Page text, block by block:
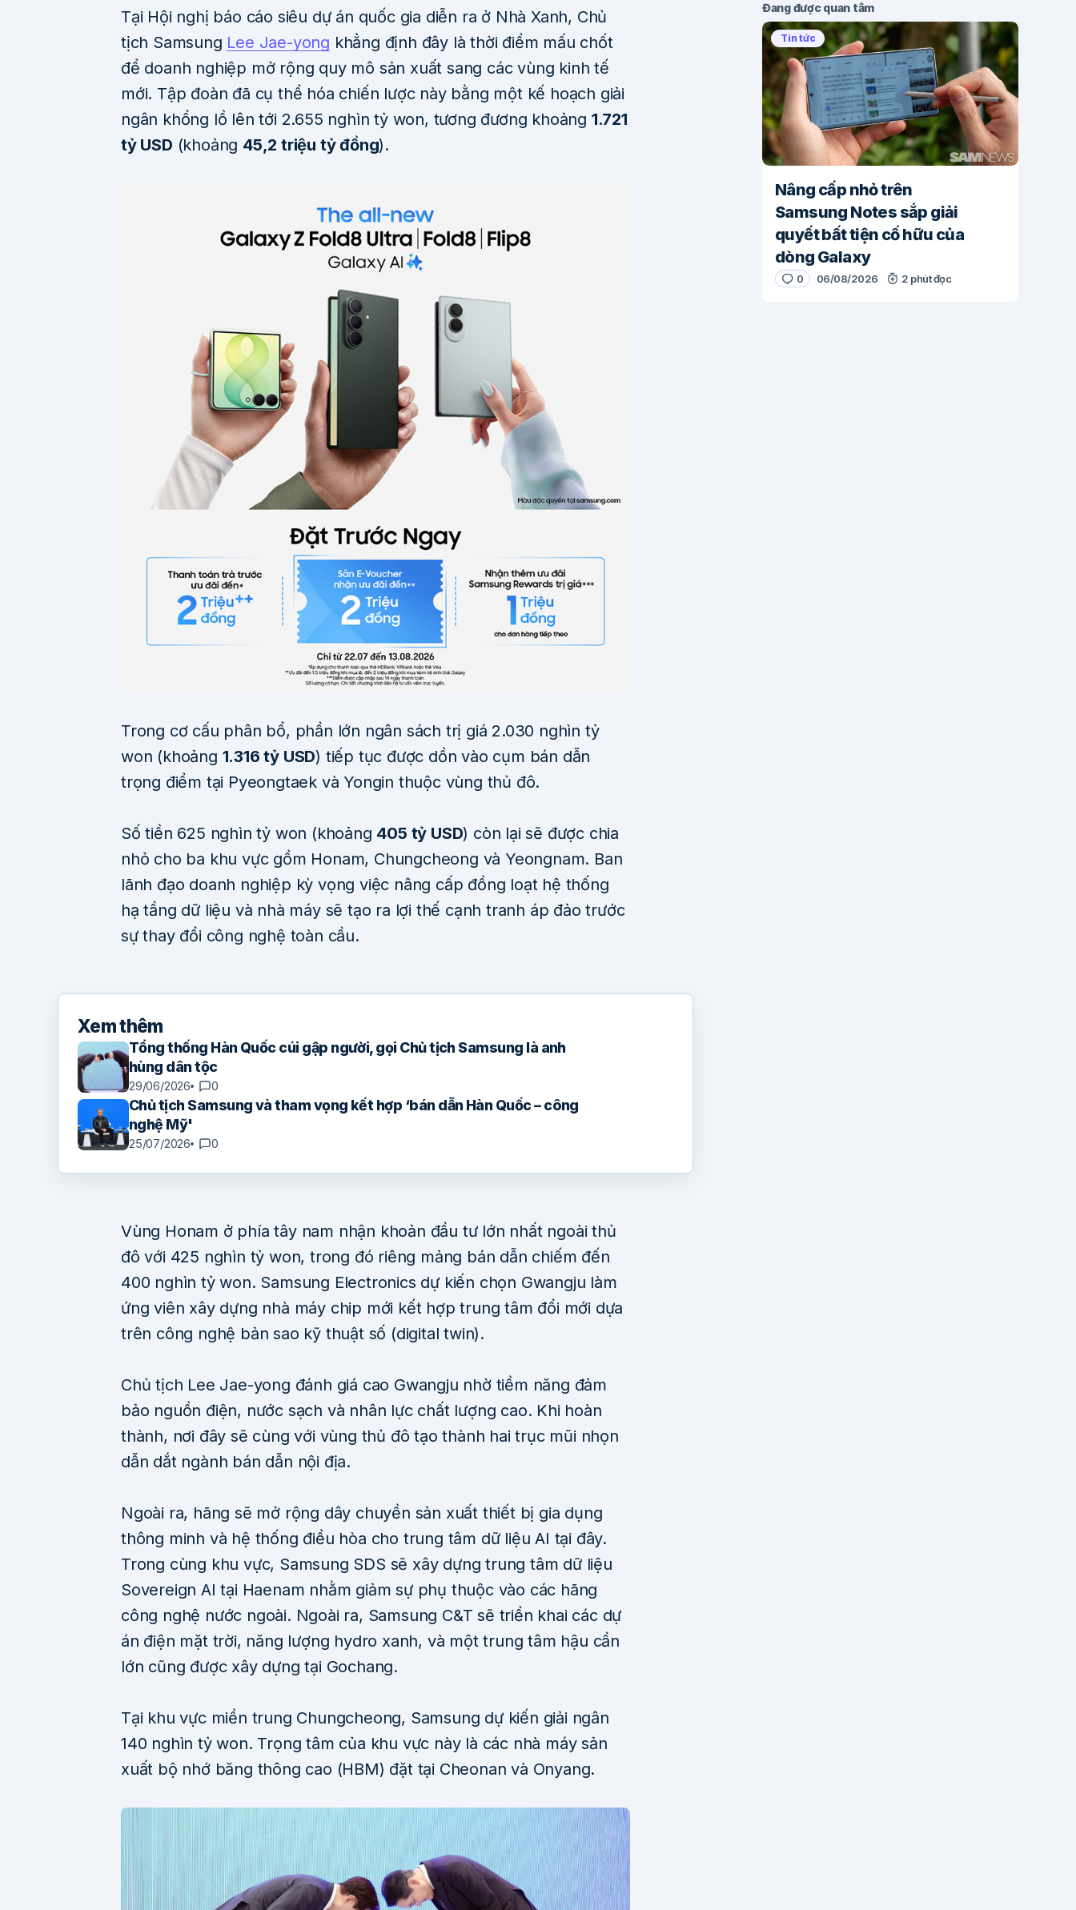
Tại Hội nghị báo cáo siêu dự án quốc gia diễn ra ở Nhà Xanh, Chủ
tịch Samsung Lee Jae-yong khẳng định đây là thời điểm mấu chốt
để doanh nghiệp mở rộng quy mô sản xuất sang các vùng kinh tế
mới. Tập đoàn đã cụ thể hóa chiến lược này bằng một kế hoạch giải
ngân khổng lồ lên tới 2.655 nghìn tỷ won, tương đương khoảng 1.721
tỷ USD (khoảng 45,2 triệu tỷ đồng).
Trong cơ cấu phân bổ, phần lớn ngân sách trị giá 2.030 nghìn tỷ
won (khoảng 1.316 tỷ USD) tiếp tục được dồn vào cụm bán dẫn
trọng điểm tại Pyeongtaek và Yongin thuộc vùng thủ đô.
Số tiền 625 nghìn tỷ won (khoảng 405 tỷ USD) còn lại sẽ được chia
nhỏ cho ba khu vực gồm Honam, Chungcheong và Yeongnam. Ban
lãnh đạo doanh nghiệp kỳ vọng việc nâng cấp đồng loạt hệ thống
hạ tầng dữ liệu và nhà máy sẽ tạo ra lợi thế cạnh tranh áp đảo trước
sự thay đổi công nghệ toàn cầu.
Xem thêm
Tổng thống Hàn Quốc cúi gập người, gọi Chủ tịch Samsung là anh
hùng dân tộc
29/06/2026 0
Chủ tịch Samsung và tham vọng kết hợp ‘bán dẫn Hàn Quốc – công
nghệ Mỹ'
25/07/2026 0
Vùng Honam ở phía tây nam nhận khoản đầu tư lớn nhất ngoài thủ
đô với 425 nghìn tỷ won, trong đó riêng mảng bán dẫn chiếm đến
400 nghìn tỷ won. Samsung Electronics dự kiến chọn Gwangju làm
ứng viên xây dựng nhà máy chip mới kết hợp trung tâm đổi mới dựa
trên công nghệ bản sao kỹ thuật số (digital twin).
Chủ tịch Lee Jae-yong đánh giá cao Gwangju nhờ tiềm năng đảm
bảo nguồn điện, nước sạch và nhân lực chất lượng cao. Khi hoàn
thành, nơi đây sẽ cùng với vùng thủ đô tạo thành hai trục mũi nhọn
dẫn dắt ngành bán dẫn nội địa.
Ngoài ra, hãng sẽ mở rộng dây chuyền sản xuất thiết bị gia dụng
thông minh và hệ thống điều hòa cho trung tâm dữ liệu AI tại đây.
Trong cùng khu vực, Samsung SDS sẽ xây dựng trung tâm dữ liệu
Sovereign AI tại Haenam nhằm giảm sự phụ thuộc vào các hãng
công nghệ nước ngoài. Ngoài ra, Samsung C&T sẽ triển khai các dự
án điện mặt trời, năng lượng hydro xanh, và một trung tâm hậu cần
lớn cũng được xây dựng tại Gochang.
Tại khu vực miền trung Chungcheong, Samsung dự kiến giải ngân
140 nghìn tỷ won. Trọng tâm của khu vực này là các nhà máy sản
xuất bộ nhớ băng thông cao (HBM) đặt tại Cheonan và Onyang.
Đang được quan tâm
Tin tức
Nâng cấp nhỏ trên
Samsung Notes sắp giải
quyết bất tiện cố hữu của
dòng Galaxy
0 06/08/2026 2 phút đọc